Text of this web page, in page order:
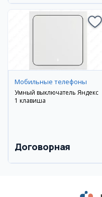
Мобильные телефоны
Умный выключатель Яндекс
1 клавиша
Договорная